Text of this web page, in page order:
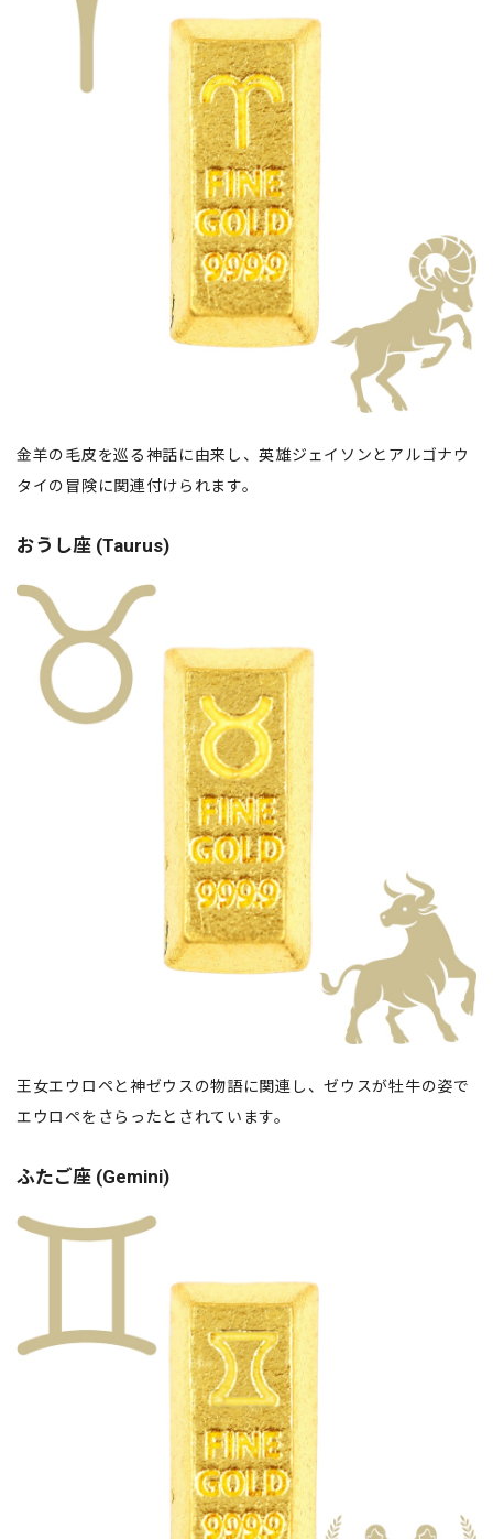
金羊の毛皮を巡る神話に由来し、英雄ジェイソンとアルゴナウ
タイの冒険に関連付けられます。
おうし座 (Taurus)
王女エウロペと神ゼウスの物語に関連し、ゼウスが牡牛の姿で
エウロペをさらったとされています。
ふたご座 (Gemini)